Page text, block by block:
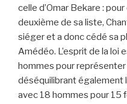
celle d’Omar Bekare :
deuxième de sa liste,
siéger et a donc cédé sa
Amédéo. L’esprit de la loi
hommes pour
déséquilibrant également
avec 18 hommes pour 15